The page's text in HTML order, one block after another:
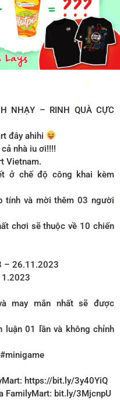
NHẠY – RINH QUÀ CỰC
đây ahihi
nhà iu ơi!!!!
Vietnam.
ở chế độ công khai kèm
tính và mời thêm 03 người
chơi sẽ thuộc về 10 chiến
– 26.11.2023
may mắn nhất sẽ được
01 lần và không chỉnh
https://bit.ly/3y40YiQ
FamilyMart: bit.ly/3MjcnpU